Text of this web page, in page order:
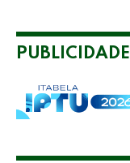
PUBLICIDADE